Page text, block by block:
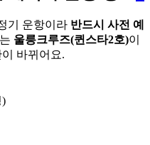
기 운항이라 반드시 사전 예
울릉크루즈(퀸스타2호)이
바뀌어요.
)